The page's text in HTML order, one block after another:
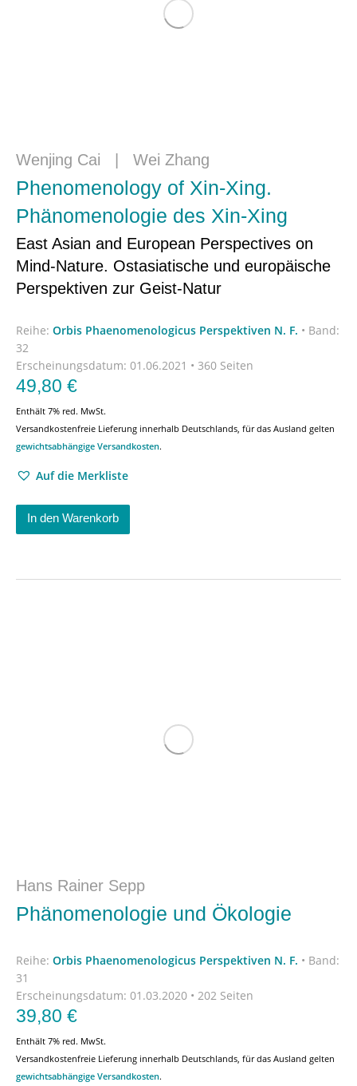
Wenjing Cai Wei Zhang
Phenomenology of Xin-Xing.
Phänomenologie des Xin-Xing
East Asian and European Perspectives on
Mind-Nature. Ostasiatische und europäische
Perspektiven zur Geist-Natur
Reihe: Orbis Phaenomenologicus Perspektiven N. F. • Band:
32
Erscheinungsdatum: 01.06.2021 • 360 Seiten
49,80 €
Enthält 7% red. MwSt.
Versandkostenfreie Lieferung innerhalb Deutschlands, für das Ausland gelten
gewichtsabhängige Versandkosten.
Auf die Merkliste
In den Warenkorb
Hans Rainer Sepp
Phänomenologie und Ökologie
Reihe: Orbis Phaenomenologicus Perspektiven N. F. • Band:
31
Erscheinungsdatum: 01.03.2020 • 202 Seiten
39,80 €
Enthält 7% red. MwSt.
Versandkostenfreie Lieferung innerhalb Deutschlands, für das Ausland gelten
gewichtsabhängige Versandkosten.